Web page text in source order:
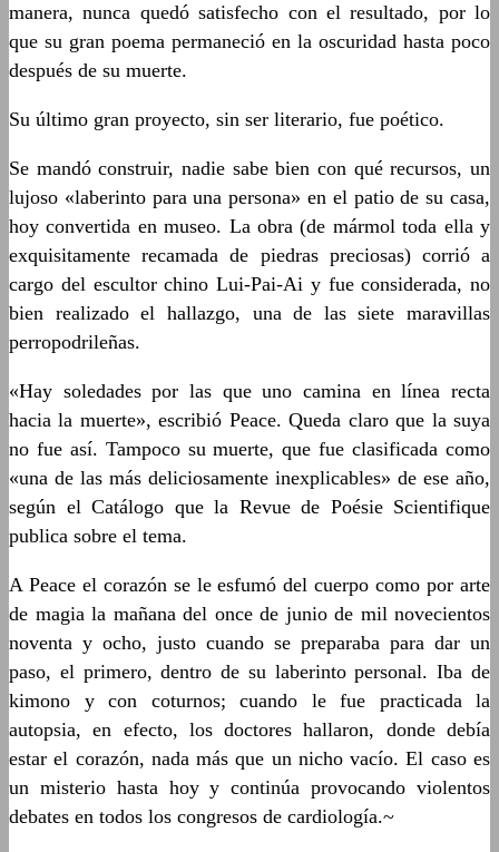
manera, nunca quedó satisfecho con el resultado, por lo
que su gran poema permaneció en la oscuridad hasta poco
después de su muerte.
Su último gran proyecto, sin ser literario, fue poético.
Se mandó construir, nadie sabe bien con qué recursos, un
lujoso «laberinto para una persona» en el patio de su casa,
hoy convertida en museo. La obra (de mármol toda ella y
exquisitamente recamada de piedras preciosas) corrió a
cargo del escultor chino Lui-Pai-Ai y fue considerada, no
bien realizado el hallazgo, una de las siete maravillas
perropodrileñas.
«Hay soledades por las que uno camina en línea recta
hacia la muerte», escribió Peace. Queda claro que la suya
no fue así. Tampoco su muerte, que fue clasificada como
«una de las más deliciosamente inexplicables» de ese año,
según el Catálogo que la Revue de Poésie Scientifique
publica sobre el tema.
A Peace el corazón se le esfumó del cuerpo como por arte
de magia la mañana del once de junio de mil novecientos
noventa y ocho, justo cuando se preparaba para dar un
paso, el primero, dentro de su laberinto personal. Iba de
kimono y con coturnos; cuando le fue practicada la
autopsia, en efecto, los doctores hallaron, donde debía
estar el corazón, nada más que un nicho vacío. El caso es
un misterio hasta hoy y continúa provocando violentos
debates en todos los congresos de cardiología.~